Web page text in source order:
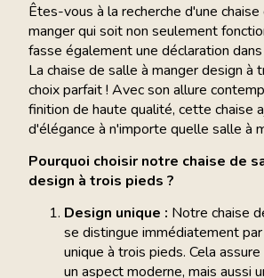
Êtes-vous à la recherche d'une
manger qui soit non seulement
fasse également une déclaration
La chaise de salle à manger design à
choix parfait ! Avec son allure
finition de haute qualité, cette chaise
d'élégance à n'importe quelle salle à
Pourquoi choisir notre chaise de
design à trois pieds ?
Design unique : Notre chaise
se distingue immédiatement
unique à trois pieds. Cela
un aspect moderne, mais aussi